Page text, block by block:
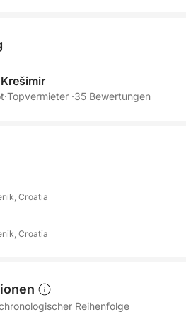
·Topvermieter ·35 Bewertungen
Croatia
Croatia
Reihenfolge